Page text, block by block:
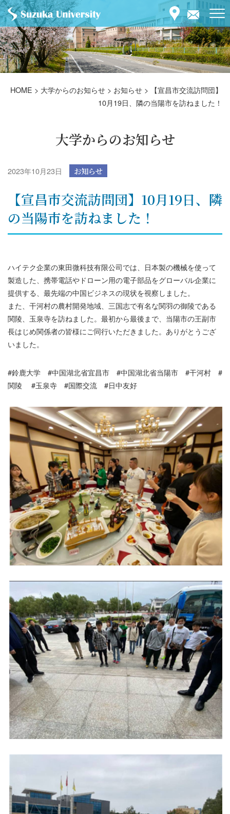
HOME > 大学からのお知らせ > お知らせ >
【宣昌市交流訪問団】
10月19日、隣の当陽市を訪ねました！
大学からのお知らせ
2023年10月23日 お知らせ
【宣昌市交流訪問団】10月19日、隣
の当陽市を訪ねました！
ハイテク企業の東田微科技有限公司では、日本製の機械を使って
製造した、携帯電話やドローン用の電子部品をグローバル企業に
提供する、最先端の中国ビジネスの現状を視察しました。
また、干河村の農村開発地域、三国志で有名な関羽の御陵である
関陵、玉泉寺を訪ねました。最初から最後まで、当陽市の王副市
長はじめ関係者の皆様にご同行いただきました。ありがとうござ
いました。
#鈴鹿大学 #中国湖北省宜昌市 #中国湖北省当陽市 #干河村 #
関陵 #玉泉寺 #国際交流 #日中友好